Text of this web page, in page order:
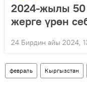
2024-жылы 50
жерге үрөн
24 Бирдин айы 2024,
февраль Кыргызстан